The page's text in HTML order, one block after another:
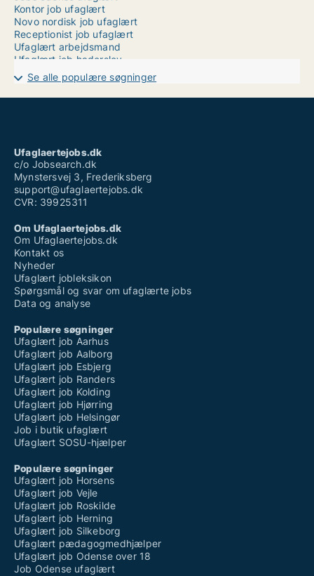
Kontor job ufaglært
Novo nordisk job ufaglært
Receptionist job ufaglært
Ufaglært arbejdsmand
Ufaglært job haderslev
Ufaglært job horsens
Ufaglært job middelfart
Ufaglært job nykøbing mors
Ufaglærte jobs odense
Vikar sosu ufaglært
Se alle populære søgninger
Ufaglaertejobs.dk
c/o Jobsearch.dk
Mynstersvej 3, Frederiksberg
support@ufaglaertejobs.dk
CVR: 39925311
Om Ufaglaertejobs.dk
Om Ufaglaertejobs.dk
Kontakt os
Nyheder
Ufaglært jobleksikon
Spørgsmål og svar om ufaglærte jobs
Data og analyse
Populære søgninger
Ufaglært job Aarhus
Ufaglært job Aalborg
Ufaglært job Esbjerg
Ufaglært job Randers
Ufaglært job Kolding
Ufaglært job Hjørring
Ufaglært job Helsingør
Job i butik ufaglært
Ufaglært SOSU-hjælper
Populære søgninger
Ufaglært job Horsens
Ufaglært job Vejle
Ufaglært job Roskilde
Ufaglært job Herning
Ufaglært job Silkeborg
Ufaglært pædagogmedhjælper
Ufaglært job Odense over 18
Job Odense ufaglært